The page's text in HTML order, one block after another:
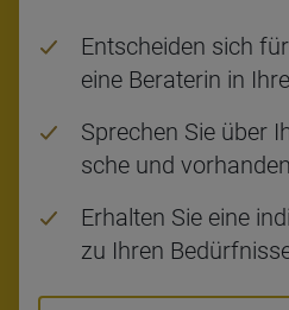
Ent­schei­den sich
eine Be­ra­te­rin in
Spre­chen Sie über
sche und
Er­hal­ten Sie eine
zu Ihren